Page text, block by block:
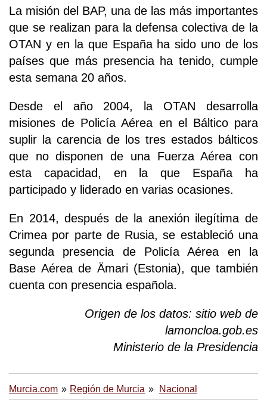
La misión del BAP, una de las más importantes
que se realizan para la defensa colectiva de la
OTAN y en la que España ha sido uno de los
países que más presencia ha tenido, cumple
esta semana 20 años.
Desde el año 2004, la OTAN desarrolla
misiones de Policía Aérea en el Báltico para
suplir la carencia de los tres estados bálticos
que no disponen de una Fuerza Aérea con
esta capacidad, en la que España ha
participado y liderado en varias ocasiones.
En 2014, después de la anexión ilegítima de
Crimea por parte de Rusia, se estableció una
segunda presencia de Policía Aérea en la
Base Aérea de Ämari (Estonia), que también
cuenta con presencia española.
Origen de los datos: sitio web de
lamoncloa.gob.es
Ministerio de la Presidencia
Murcia.com Región de Murcia Nacional